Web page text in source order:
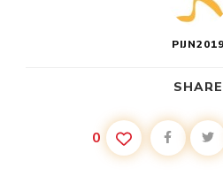
PIJN2019
SHARE
0